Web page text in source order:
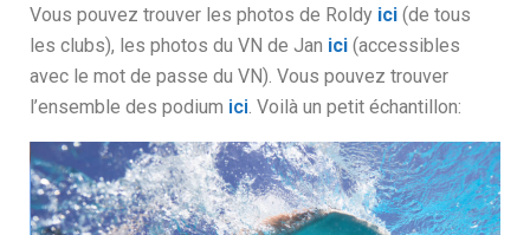
Vous pouvez trouver les photos de Roldy ici (de tous
les clubs), les photos du VN de Jan ici (accessibles
avec le mot de passe du VN). Vous pouvez trouver
l’ensemble des podium ici. Voilà un petit échantillon: